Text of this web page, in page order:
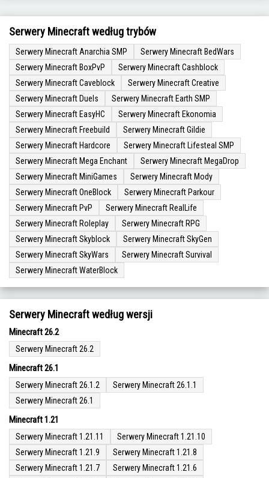
Serwery Minecraft według trybów
Serwery Minecraft Anarchia SMP
Serwery Minecraft BedWars
Serwery Minecraft BoxPvP
Serwery Minecraft Cashblock
Serwery Minecraft Caveblock
Serwery Minecraft Creative
Serwery Minecraft Duels
Serwery Minecraft Earth SMP
Serwery Minecraft EasyHC
Serwery Minecraft Ekonomia
Serwery Minecraft Freebuild
Serwery Minecraft Gildie
Serwery Minecraft Hardcore
Serwery Minecraft Lifesteal SMP
Serwery Minecraft Mega Enchant
Serwery Minecraft MegaDrop
Serwery Minecraft MiniGames
Serwery Minecraft Mody
Serwery Minecraft OneBlock
Serwery Minecraft Parkour
Serwery Minecraft PvP
Serwery Minecraft RealLife
Serwery Minecraft Roleplay
Serwery Minecraft RPG
Serwery Minecraft Skyblock
Serwery Minecraft SkyGen
Serwery Minecraft SkyWars
Serwery Minecraft Survival
Serwery Minecraft WaterBlock
Serwery Minecraft według wersji
Minecraft 26.2
Serwery Minecraft 26.2
Minecraft 26.1
Serwery Minecraft 26.1.2
Serwery Minecraft 26.1.1
Serwery Minecraft 26.1
Minecraft 1.21
Serwery Minecraft 1.21.11
Serwery Minecraft 1.21.10
Serwery Minecraft 1.21.9
Serwery Minecraft 1.21.8
Serwery Minecraft 1.21.7
Serwery Minecraft 1.21.6